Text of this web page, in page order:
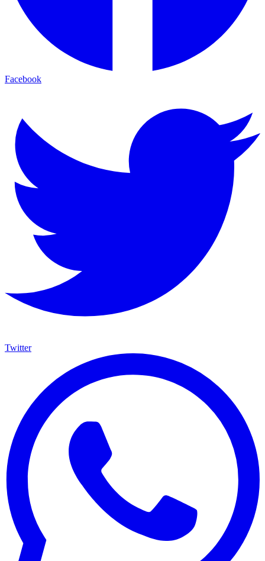
Facebook
Twitter